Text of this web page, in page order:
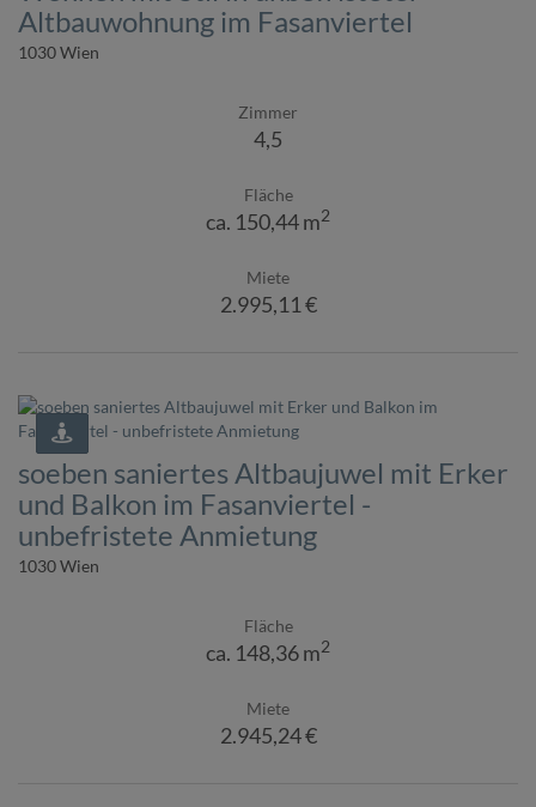
Altbauwohnung im Fasanviertel
1030 Wien
Zimmer
4,5
Fläche
ca. 150,44 m2
Miete
2.995,11 €
soeben saniertes Altbaujuwel mit Erker
und Balkon im Fasanviertel -
unbefristete Anmietung
1030 Wien
Fläche
ca. 148,36 m2
Miete
2.945,24 €